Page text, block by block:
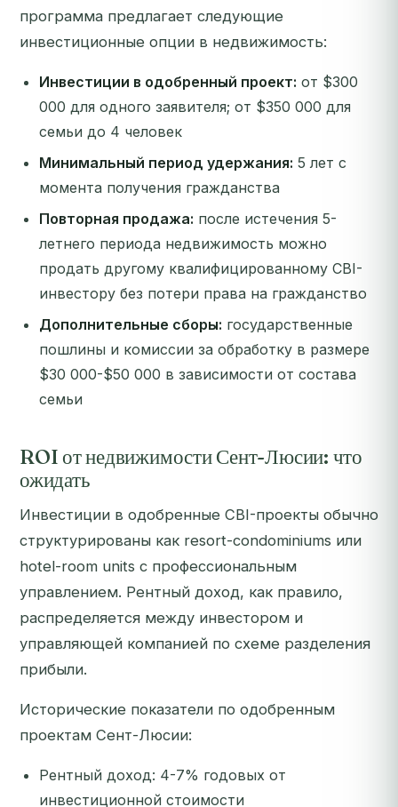
программа предлагает следующие
инвестиционные опции в недвижимость:
Инвестиции в одобренный проект: от $300
000 для одного заявителя; от $350 000 для
семьи до 4 человек
Минимальный период удержания: 5 лет с
момента получения гражданства
Повторная продажа: после истечения 5-
летнего периода недвижимость можно
продать другому квалифицированному CBI-
инвестору без потери права на гражданство
Дополнительные сборы: государственные
пошлины и комиссии за обработку в размере
$30 000-$50 000 в зависимости от состава
семьи
ROI от недвижимости Сент-Люсии: что
ожидать
Инвестиции в одобренные CBI-проекты обычно
структурированы как resort-condominiums или
hotel-room units с профессиональным
управлением. Рентный доход, как правило,
распределяется между инвестором и
управляющей компанией по схеме разделения
прибыли.
Исторические показатели по одобренным
проектам Сент-Люсии:
Рентный доход: 4-7% годовых от
инвестиционной стоимости